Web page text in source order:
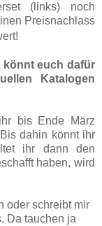
(links) noch
Preisnachlass
könnt euch dafür
Katalogen
bis Ende März
dahin könnt ihr
ihr dann den
haben, wird
oder schreibt mir
Da tauchen ja